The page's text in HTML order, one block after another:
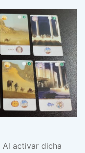
Al activar dicha